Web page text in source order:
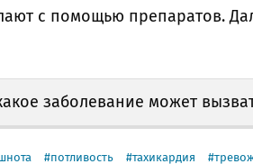
с помощью препаратов.
заболевание может
потливость тахикардия